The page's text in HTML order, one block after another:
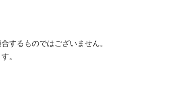
するものではございません。
。